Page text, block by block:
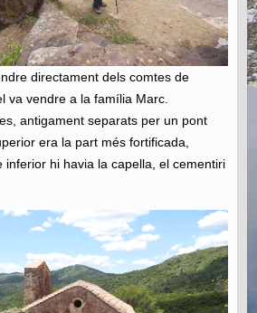
directament dels comtes de
va vendre a la família Marc.
antigament separats per un pont
era la part més fortificada,
inferior hi havia la capella, el cementiri